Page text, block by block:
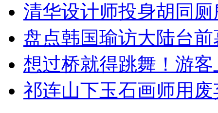
清华设计师投身胡同
盘点韩国瑜访大陆台
想过桥就得跳舞！游客
祁连山下玉石画师用